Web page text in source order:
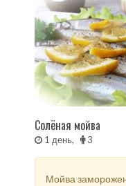
Солёная мойва
1 день, 3
Мойва